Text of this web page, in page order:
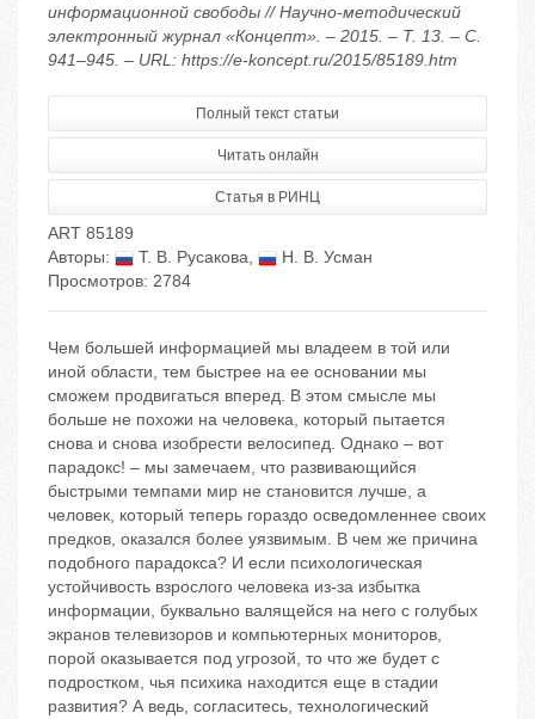
информационной свободы // Научно-методический
электронный журнал «Концепт». – 2015. – Т. 13. – С.
941–945. – URL: https://e-koncept.ru/2015/85189.htm
Полный текст статьи
Читать онлайн
Статья в РИНЦ
ART 85189
Авторы:
Т. В. Русакова,
Н. В. Усман
Просмотров: 2784
Чем большей информацией мы владеем в той или
иной области, тем быстрее на ее основании мы
сможем продвигаться вперед. В этом смысле мы
больше не похожи на человека, который пытается
снова и снова изобрести велосипед. Однако – вот
парадокс! – мы замечаем, что развивающийся
быстрыми темпами мир не становится лучше, а
человек, который теперь гораздо осведомленнее своих
предков, оказался более уязвимым. В чем же причина
подобного парадокса? И если психологическая
устойчивость взрослого человека из-за избытка
информации, буквально валящейся на него с голубых
экранов телевизоров и компьютерных мониторов,
порой оказывается под угрозой, то что же будет с
подростком, чья психика находится еще в стадии
развития? А ведь, согласитесь, технологический